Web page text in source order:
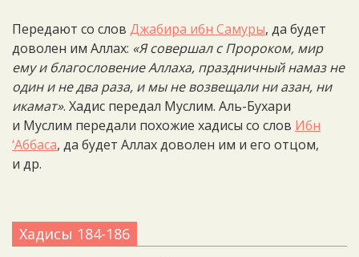
Передают со слов Джабира ибн Самуры, да будет
доволен им Аллах: «Я совершал с Пророком, мир
ему и благословение Аллаха, праздничный намаз не
один и не два раза, и мы не возвещали ни азан, ни
икамат». Хадис передал Муслим. Аль-Бухари
и Муслим передали похожие хадисы со слов Ибн
‘Аббаса, да будет Аллах доволен им и его отцом,
и др.
Хадисы 184-186